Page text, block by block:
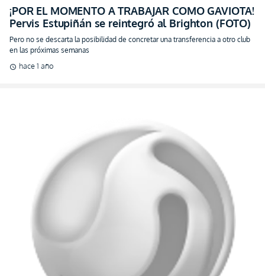
¡POR EL MOMENTO A TRABAJAR COMO GAVIOTA!
Pervis Estupiñán se reintegró al Brighton (FOTO)
Pero no se descarta la posibilidad de concretar una transferencia a otro club
en las próximas semanas
schedule hace 1 año